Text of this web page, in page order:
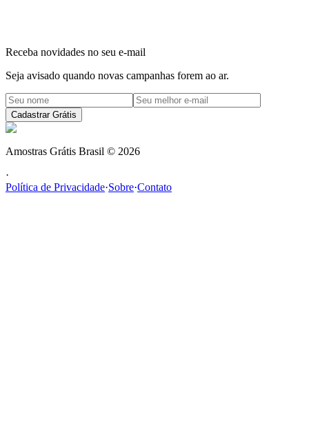
Receba novidades no seu e-mail
Seja avisado quando novas campanhas forem ao ar.
Cadastrar Grátis
Amostras Grátis Brasil © 2026
·
Política de Privacidade·Sobre·Contato